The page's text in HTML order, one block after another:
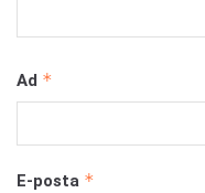
Ad *
E-posta *